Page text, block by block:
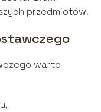
przedmiotów.
warto